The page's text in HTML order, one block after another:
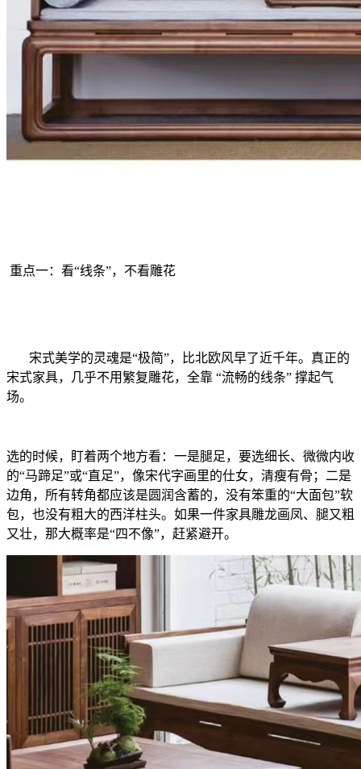
重点一：看“线条”，不看雕花
宋式美学的灵魂是“极简”，比北欧风早了近千年。真正的
宋式家具，几乎不用繁复雕花，全靠 “流畅的线条” 撑起气
场。
选的时候，盯着两个地方看：一是腿足，要选细长、微微内收
的“马蹄足”或“直足”，像宋代字画里的仕女，清瘦有骨；二是
边角，所有转角都应该是圆润含蓄的，没有笨重的“大面包”软
包，也没有粗大的西洋柱头。如果一件家具雕龙画凤、腿又粗
又壮，那大概率是“四不像”，赶紧避开。